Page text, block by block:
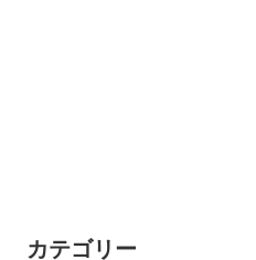
カテゴリー